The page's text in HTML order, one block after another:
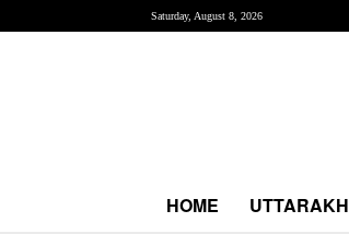
Saturday, August 8, 2026
HOME